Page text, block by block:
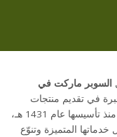
السوبر ماركت في
عامًا من الخبرة في تقديم منتجات
غذائية واستهلاكية عالية الجودة بأسعار تنافسية. منذ تأسيسها عام 1431 هـ،
المتميزة وتنوّع